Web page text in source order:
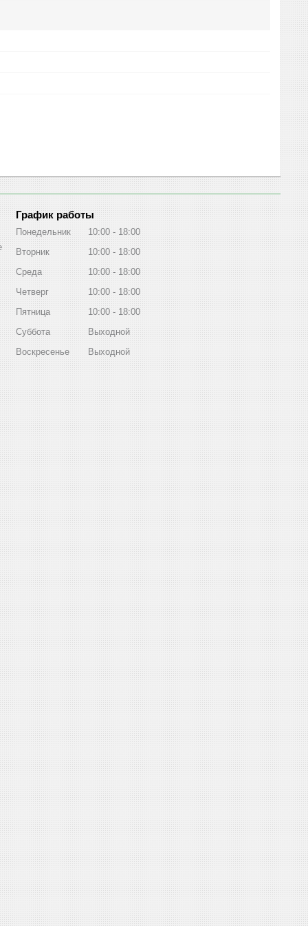
График работы
Понедельник 10:00
18:00
Вторник
10:00
18:00
Среда
10:00
18:00
Четверг
10:00
18:00
Пятница
10:00
18:00
Суббота
Выходной
Воскресенье
Выходной